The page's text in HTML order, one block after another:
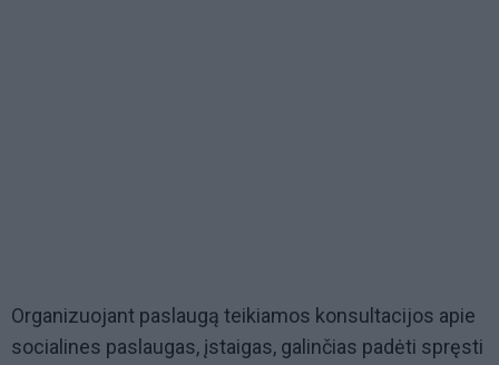
Organizuojant paslaugą teikiamos konsultacijos apie
socialines paslaugas, įstaigas, galinčias padėti spręsti